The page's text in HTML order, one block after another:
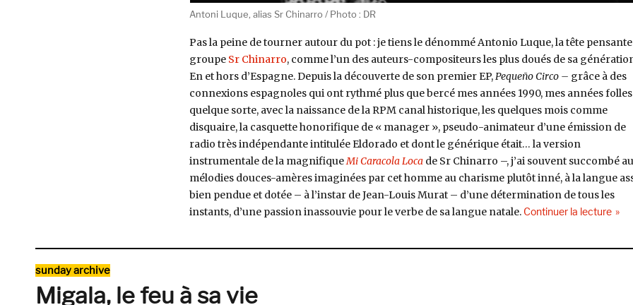
Antoni Luque, alias Sr Chinarro / Photo : DR
Pas la peine de tourner autour du pot : je tiens le dénommé Antonio Luque, la tête
groupe Sr Chinarro, comme l’un des auteurs-compositeurs les plus doués de sa
En et hors d’Espagne. Depuis la découverte de son premier EP,Pequeño Circo – grâce à des
connexions espagnoles qui ont rythmé plus que bercé mes années 1990, mes années
quelque sorte, avec la naissance de la RPM canal historique, les quelques mois comme
disquaire, la casquette honorifique de « manager », pseudo-animateur d’une émission de
radio très indépendante intitulée Eldorado et dont le générique était… la version
instrumentale de la magnifiqueMi Caracola Loca de Sr Chinarro –, j’ai souvent succombé
mélodies douces-amères imaginées par cet homme au charisme plutôt inné, à la langue
bien pendue et dotée – à l’instar de Jean-Louis Murat – d’une détermination de tous les
instants, d’une passion inassouvie pour le verbe de sa langue natale. Continuer la lecturede «
Catégories
sunday archive
Migala, le feu à sa vie